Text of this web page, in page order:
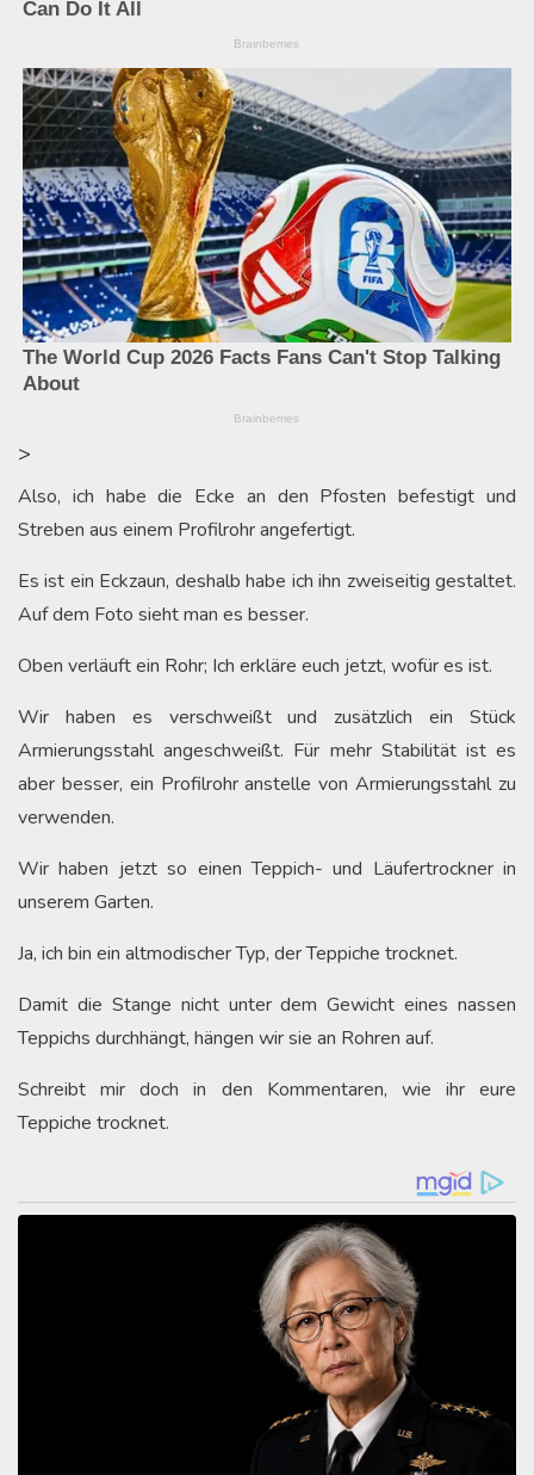
>
Also, ich habe die Ecke an den Pfosten befestigt und
Streben aus einem Profilrohr angefertigt.
Es ist ein Eckzaun, deshalb habe ich ihn zweiseitig gestaltet.
Auf dem Foto sieht man es besser.
Oben verläuft ein Rohr; Ich erkläre euch jetzt, wofür es ist.
Wir haben es verschweißt und zusätzlich ein Stück
Armierungsstahl angeschweißt. Für mehr Stabilität ist es
aber besser, ein Profilrohr anstelle von Armierungsstahl zu
verwenden.
Wir haben jetzt so einen Teppich- und Läufertrockner in
unserem Garten.
Ja, ich bin ein altmodischer Typ, der Teppiche trocknet.
Damit die Stange nicht unter dem Gewicht eines nassen
Teppichs durchhängt, hängen wir sie an Rohren auf.
Schreibt mir doch in den Kommentaren, wie ihr eure
Teppiche trocknet.